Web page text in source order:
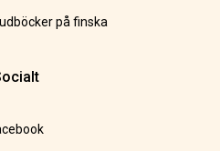
på finska